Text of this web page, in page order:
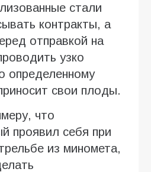
стали
контракты, а
отправкой на
узко
определенному
свои плоды.
что
проявил себя при
из миномета,